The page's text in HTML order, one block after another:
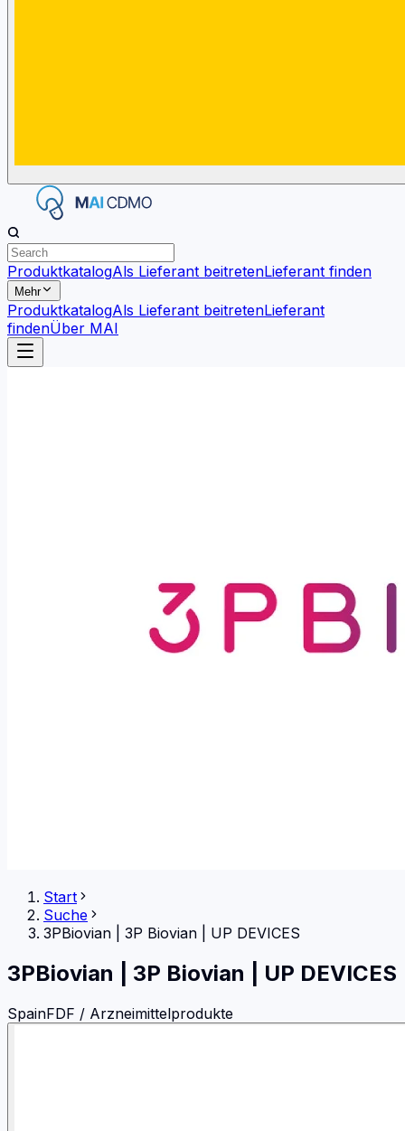
ProduktkatalogAls Lieferant beitretenLieferant finden
Mehr
ProduktkatalogAls Lieferant beitretenLieferant
findenÜber MAI
Start
Suche
3PBiovian
3P Biovian | UP DEVICES
3PBiovian 3P Biovian | UP DEVICES
SpainFDF / Arzneimittelprodukte